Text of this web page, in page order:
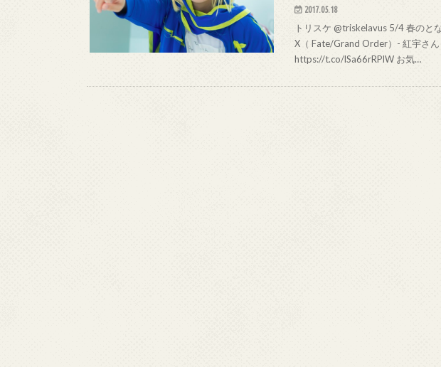
2017.05.18
トリスケ @triskelavus 5/4 春のと
X（ Fate/Grand Order）- 紅宇さん
https://t.co/lSa66rRPlW お気…